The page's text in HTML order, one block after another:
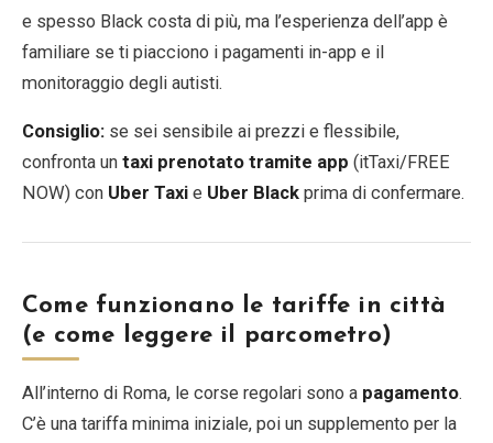
e spesso Black costa di più, ma l’esperienza dell’app è
familiare se ti piacciono i pagamenti in-app e il
monitoraggio degli autisti.
Consiglio: se sei sensibile ai prezzi e flessibile,
confronta un taxi prenotato tramite app (itTaxi/FREE
NOW) con Uber Taxi e Uber Black prima di confermare.
Come funzionano le tariffe in città
(e come leggere il parcometro)
All’interno di Roma, le corse regolari sono a pagamento.
C’è una tariffa minima iniziale, poi un supplemento per la